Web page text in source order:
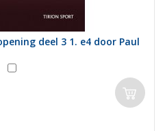
deel 3 1. e4 door Paul